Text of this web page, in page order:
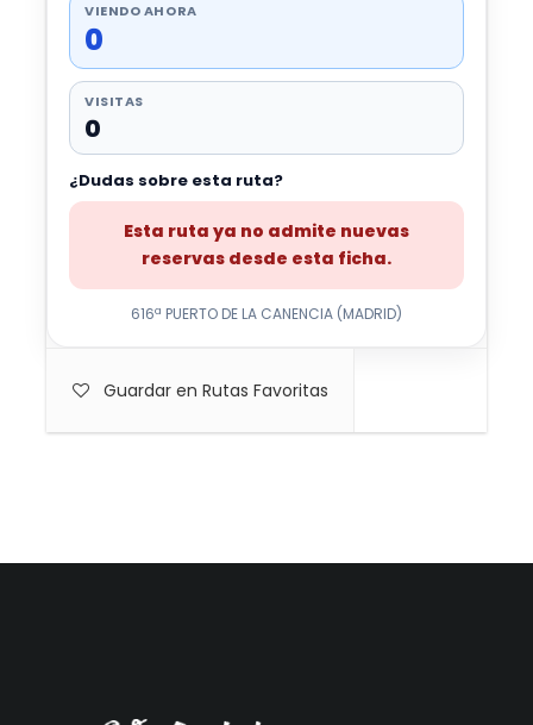
VIENDO AHORA
0
VISITAS
0
¿Dudas sobre esta ruta?
Esta ruta ya no admite nuevas
reservas desde esta ficha.
616ª PUERTO DE LA CANENCIA (MADRID)
Guardar en Rutas Favoritas